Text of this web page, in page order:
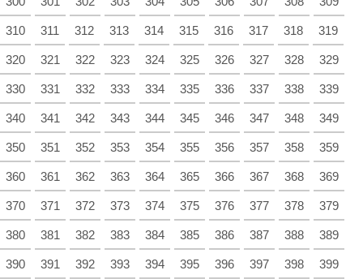
310 311 312 313 314 315 316 317 318 319
320 321 322 323 324 325 326 327 328 329
330 331 332 333 334 335 336 337 338 339
340 341 342 343 344 345 346 347 348 349
350 351 352 353 354 355 356 357 358 359
360 361 362 363 364 365 366 367 368 369
370 371 372 373 374 375 376 377 378 379
380 381 382 383 384 385 386 387 388 389
390 391 392 393 394 395 396 397 398 399